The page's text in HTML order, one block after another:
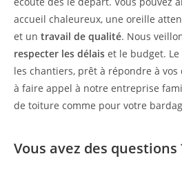
accueil chaleureux, une oreille
et un travail de qualité. Nous
respecter les délais et le budget.
les chantiers, prêt à répondre à vos
à faire appel à notre entreprise
de toiture comme pour votre
Vous avez des questions